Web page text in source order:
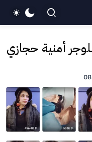
أمنية حجازي